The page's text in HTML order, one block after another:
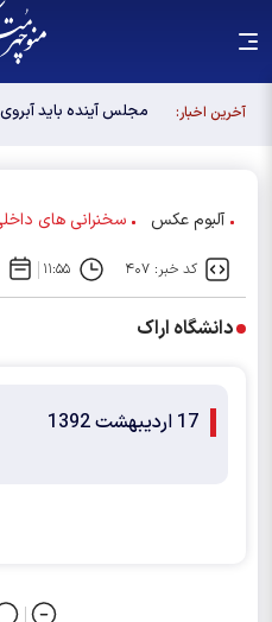
آخرین اخبار:
مجلس آینده باید
آلبوم عکس سخنرانی های
کد خبر: ۴۰۷ ۱۱:۵۵
دانشگاه اراک
17 اردیبهشت 1392